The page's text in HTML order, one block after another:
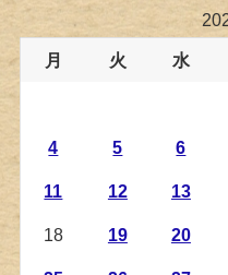
月 火 水
4 5 6
11 12 13
18 19 20